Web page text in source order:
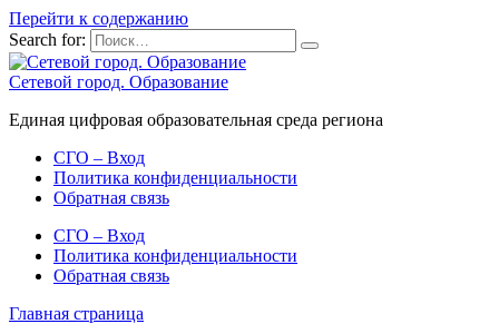
Перейти к содержанию
Search for:
Сетевой город. Образование
Единая цифровая образовательная среда региона
СГО – Вход
Политика конфиденциальности
Обратная связь
СГО – Вход
Политика конфиденциальности
Обратная связь
Главная страница